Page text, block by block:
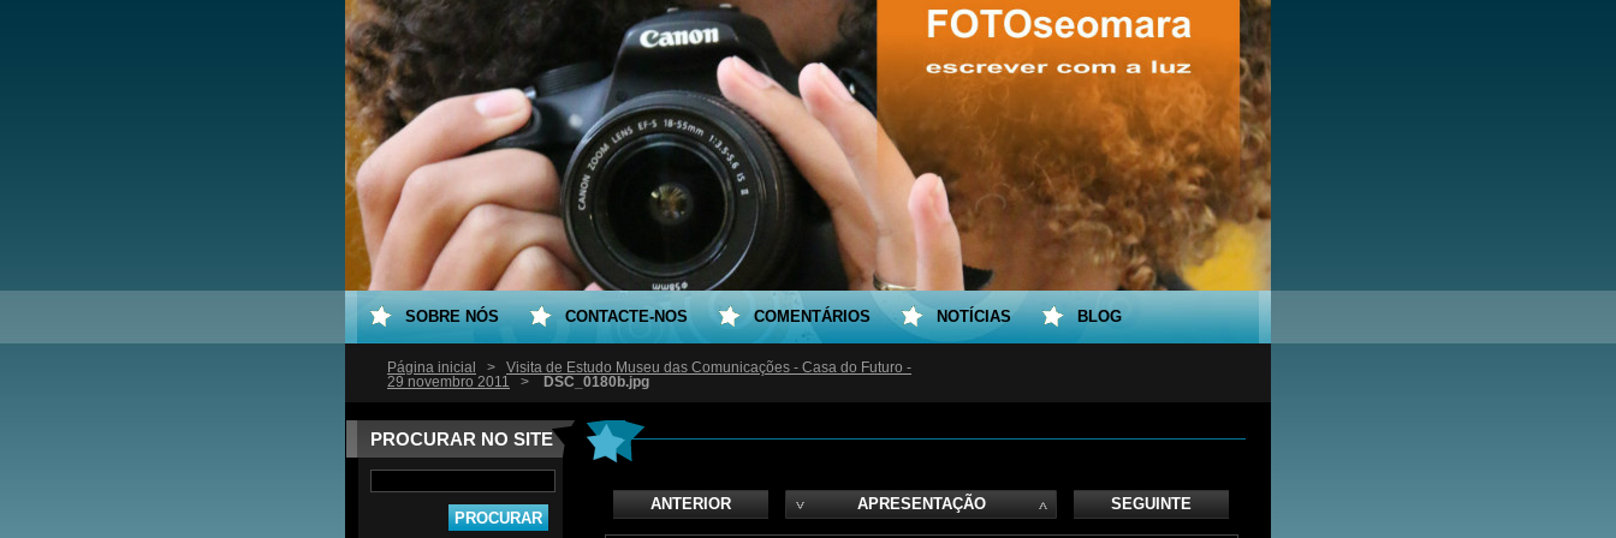
Página inicial >
Visita de Estudo Museu das Comunicações - Casa do Futuro -
29 novembro 2011
> DSC_0180b.jpg
PROCURAR NO SITE
ANTERIOR APRESENTAÇÃO SEGUINTE
SOBRE NÓS CONTACTE-NOS COMENTÁRIOS NOTÍCIAS BLOG